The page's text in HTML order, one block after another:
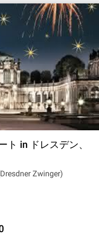
ト in ドレスデン、
Zwinger)